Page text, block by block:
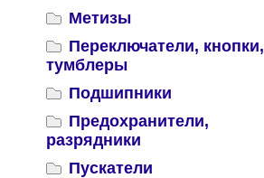
Метизы
Переключатели, кнопки,
тумблеры
Подшипники
Предохранители,
разрядники
Пускатели